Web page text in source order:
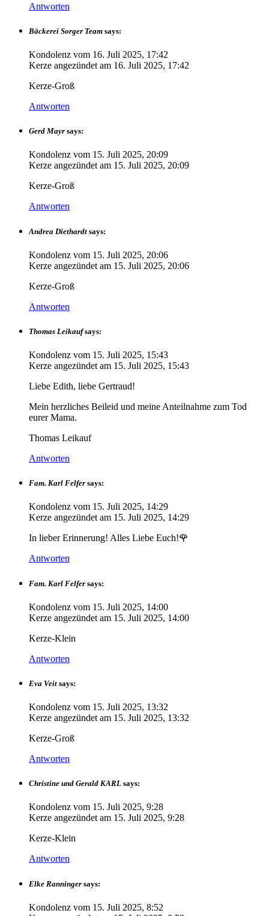
Antworten
Bäckerei Sorger Team says:
Kondolenz vom 16. Juli 2025, 17:42
Kerze angezündet am 16. Juli 2025, 17:42
Kerze-Groß
Antworten
Gerd Mayr says:
Kondolenz vom 15. Juli 2025, 20:09
Kerze angezündet am 15. Juli 2025, 20:09
Kerze-Groß
Antworten
Andrea Diethardt says:
Kondolenz vom 15. Juli 2025, 20:06
Kerze angezündet am 15. Juli 2025, 20:06
Kerze-Groß
Antworten
Thomas Leikauf says:
Kondolenz vom 15. Juli 2025, 15:43
Kerze angezündet am 15. Juli 2025, 15:43
Liebe Edith, liebe Gertraud!
Mein herzliches Beileid und meine Anteilnahme zum Tod
eurer Mama.
Thomas Leikauf
Antworten
Fam. Karl Felfer says:
Kondolenz vom 15. Juli 2025, 14:29
Kerze angezündet am 15. Juli 2025, 14:29
In lieber Erinnerung! Alles Liebe Euch!🌹
Antworten
Fam. Karl Felfer says:
Kondolenz vom 15. Juli 2025, 14:00
Kerze angezündet am 15. Juli 2025, 14:00
Kerze-Klein
Antworten
Eva Veit says:
Kondolenz vom 15. Juli 2025, 13:32
Kerze angezündet am 15. Juli 2025, 13:32
Kerze-Groß
Antworten
Christine und Gerald KARL says:
Kondolenz vom 15. Juli 2025, 9:28
Kerze angezündet am 15. Juli 2025, 9:28
Kerze-Klein
Antworten
Elke Ranninger says:
Kondolenz vom 15. Juli 2025, 8:52